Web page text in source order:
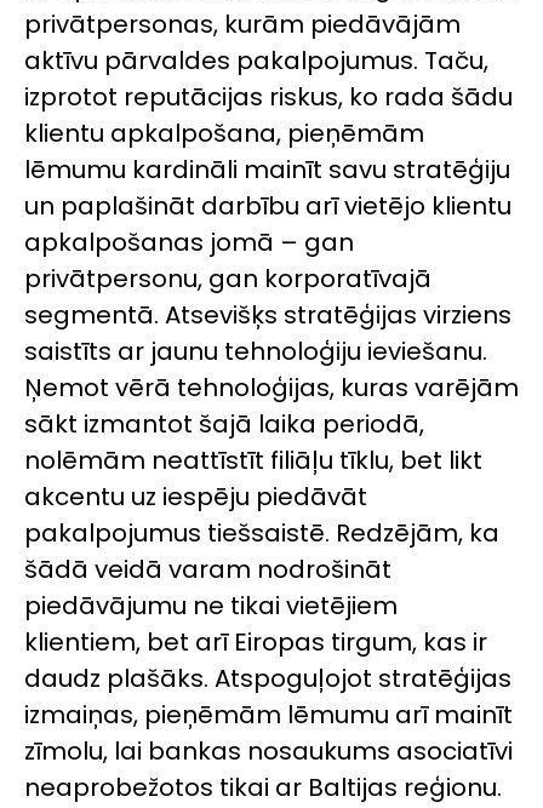
privātpersonas, kurām piedāvājām
aktīvu pārvaldes pakalpojumus. Taču,
izprotot reputācijas riskus, ko rada šādu
klientu apkalpošana, pieņēmām
lēmumu kardināli mainīt savu stratēģiju
un paplašināt darbību arī vietējo klientu
apkalpošanas jomā – gan
privātpersonu, gan korporatīvajā
segmentā. Atsevišķs stratēģijas virziens
saistīts ar jaunu tehnoloģiju ieviešanu.
Ņemot vērā tehnoloģijas, kuras varējām
sākt izmantot šajā laika periodā,
nolēmām neattīstīt filiāļu tīklu, bet likt
akcentu uz iespēju piedāvāt
pakalpojumus tiešsaistē. Redzējām, ka
šādā veidā varam nodrošināt
piedāvājumu ne tikai vietējiem
klientiem, bet arī Eiropas tirgum, kas ir
daudz plašāks. Atspoguļojot stratēģijas
izmaiņas, pieņēmām lēmumu arī mainīt
zīmolu, lai bankas nosaukums asociatīvi
neaprobežotos tikai ar Baltijas reģionu.